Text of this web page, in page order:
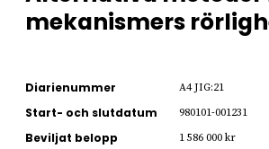
mekanismers
Diarienummer A4 JIG:21
Start- och slutdatum 980101-001231
Beviljat belopp 1 586 000 kr